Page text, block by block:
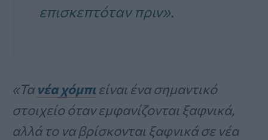
επισκεπτόταν πριν».
«Τα νέα χόμπι είναι ένα σημαντικό
στοιχείο όταν εμφανίζονται ξαφνικά,
αλλά το να βρίσκονται ξαφνικά σε νέα